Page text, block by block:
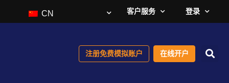
CN 客户服务 登录
注册免费模拟账户 在线开户